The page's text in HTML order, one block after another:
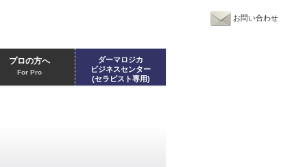
お問い合わせ
プロの方へ
For Pro
ダーマロジカ
ビジネスセンター
(セラピスト専用)